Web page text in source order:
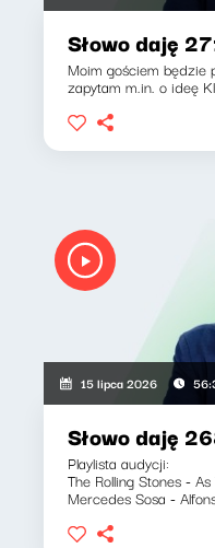
Słowo daję
Moim gościem będzie
zapytam m.in. o ideę
15 lipca 2026
Słowo daję
Playlista audycji:
The Rolling Stones -
Mercedes Sosa -